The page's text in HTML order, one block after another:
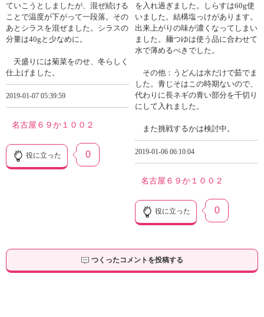
ていこうとしましたが、混ぜ続ける
ことで温度が下がって一段落。その
あとシラスを混ぜました。シラスの
分量は40gと少なめに。
天盛りには菊菜をのせ、冬らしく
仕上げました。
2019-01-07 05:39:59
名古屋６９か１００２
役に立った 0
を入れ過ぎました。しらすは60g使
いました。結構塩っけがあります。
出来上がりの味が濃くなってしまい
ました。麺つゆは使う品に合わせて
水で薄めるべきでした。
その他：うどんは水だけで茹でま
した。青じそはこの時期ないので、
代わりに長ネギの青い部分を千切り
にして入れました。
また挑戦するかは検討中。
2019-01-06 06:10:04
名古屋６９か１００２
役に立った 0
つくったコメントを投稿する